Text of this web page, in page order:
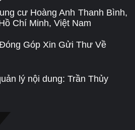
cư Hoàng Anh Thanh Bình,
Chí Minh, Việt Nam
Góp Xin Gửi Thư Về
lý nội dung: Trần Thủy